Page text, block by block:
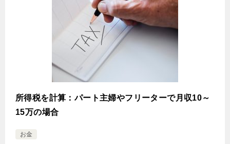
所得税を計算：パート主婦やフリーターで月収10～
15万の場合
お金